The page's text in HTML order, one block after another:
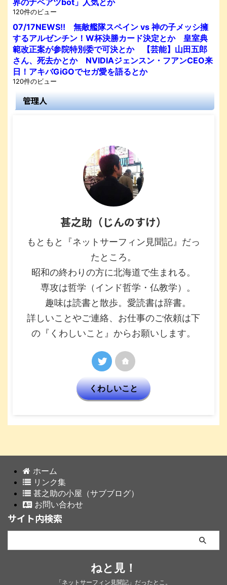
120件のビュー
07/17NEWS!! 無敵艦隊スペイン vs 神の子メッシ擁
するアルゼンチン！W杯決勝カード決定とか 皇室典
範改正案が参院特別委で可決とか 【芸能】山田五郎
さん、死去かとか NVIDIAジェンスン・フアンCEO来
日！アキバGiGOでセガ愛を語るとか
120件のビュー
管理人
甚之助（じんのすけ）
もともと『ネットサーフィン見聞記』だっ
たところ。
昭和の終わりの方に北海道で生まれる。
専攻は哲学（インド哲学・仏教学）。
趣味は読書と散歩。愛読書は辞書。
詳しいことやご連絡、お仕事のご依頼は下
の『くわしいこと』からお願いします。
くわしいこと
ホーム
リンク集
甚之助の小屋（サブブログ）
お問い合わせ
サイト内検索
ねと見！
「ネットサーフィン見聞記」だったとこ。